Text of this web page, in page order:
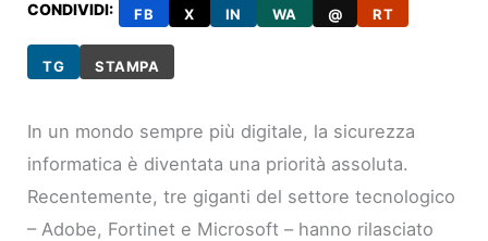
CONDIVIDI: FB X IN WA @ RT
TG STAMPA
In un mondo sempre più digitale, la sicurezza
informatica è diventata una priorità assoluta.
Recentemente, tre giganti del settore tecnologico
– Adobe, Fortinet e Microsoft – hanno rilasciato